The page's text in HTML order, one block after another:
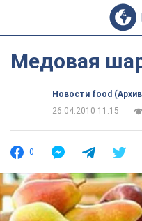
Медовая
Новости food
26.04.2010 11:15
0